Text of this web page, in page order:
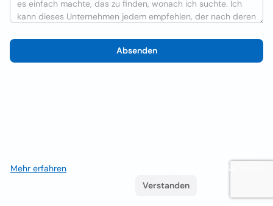
Absenden
Mehr erfahren . Wenn Sie weiterhin surfen, akzeptieren Sie deren
Verstanden